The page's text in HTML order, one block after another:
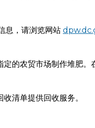
息，请浏览网站
的农贸市场制作堆肥
清单提供回收服务。